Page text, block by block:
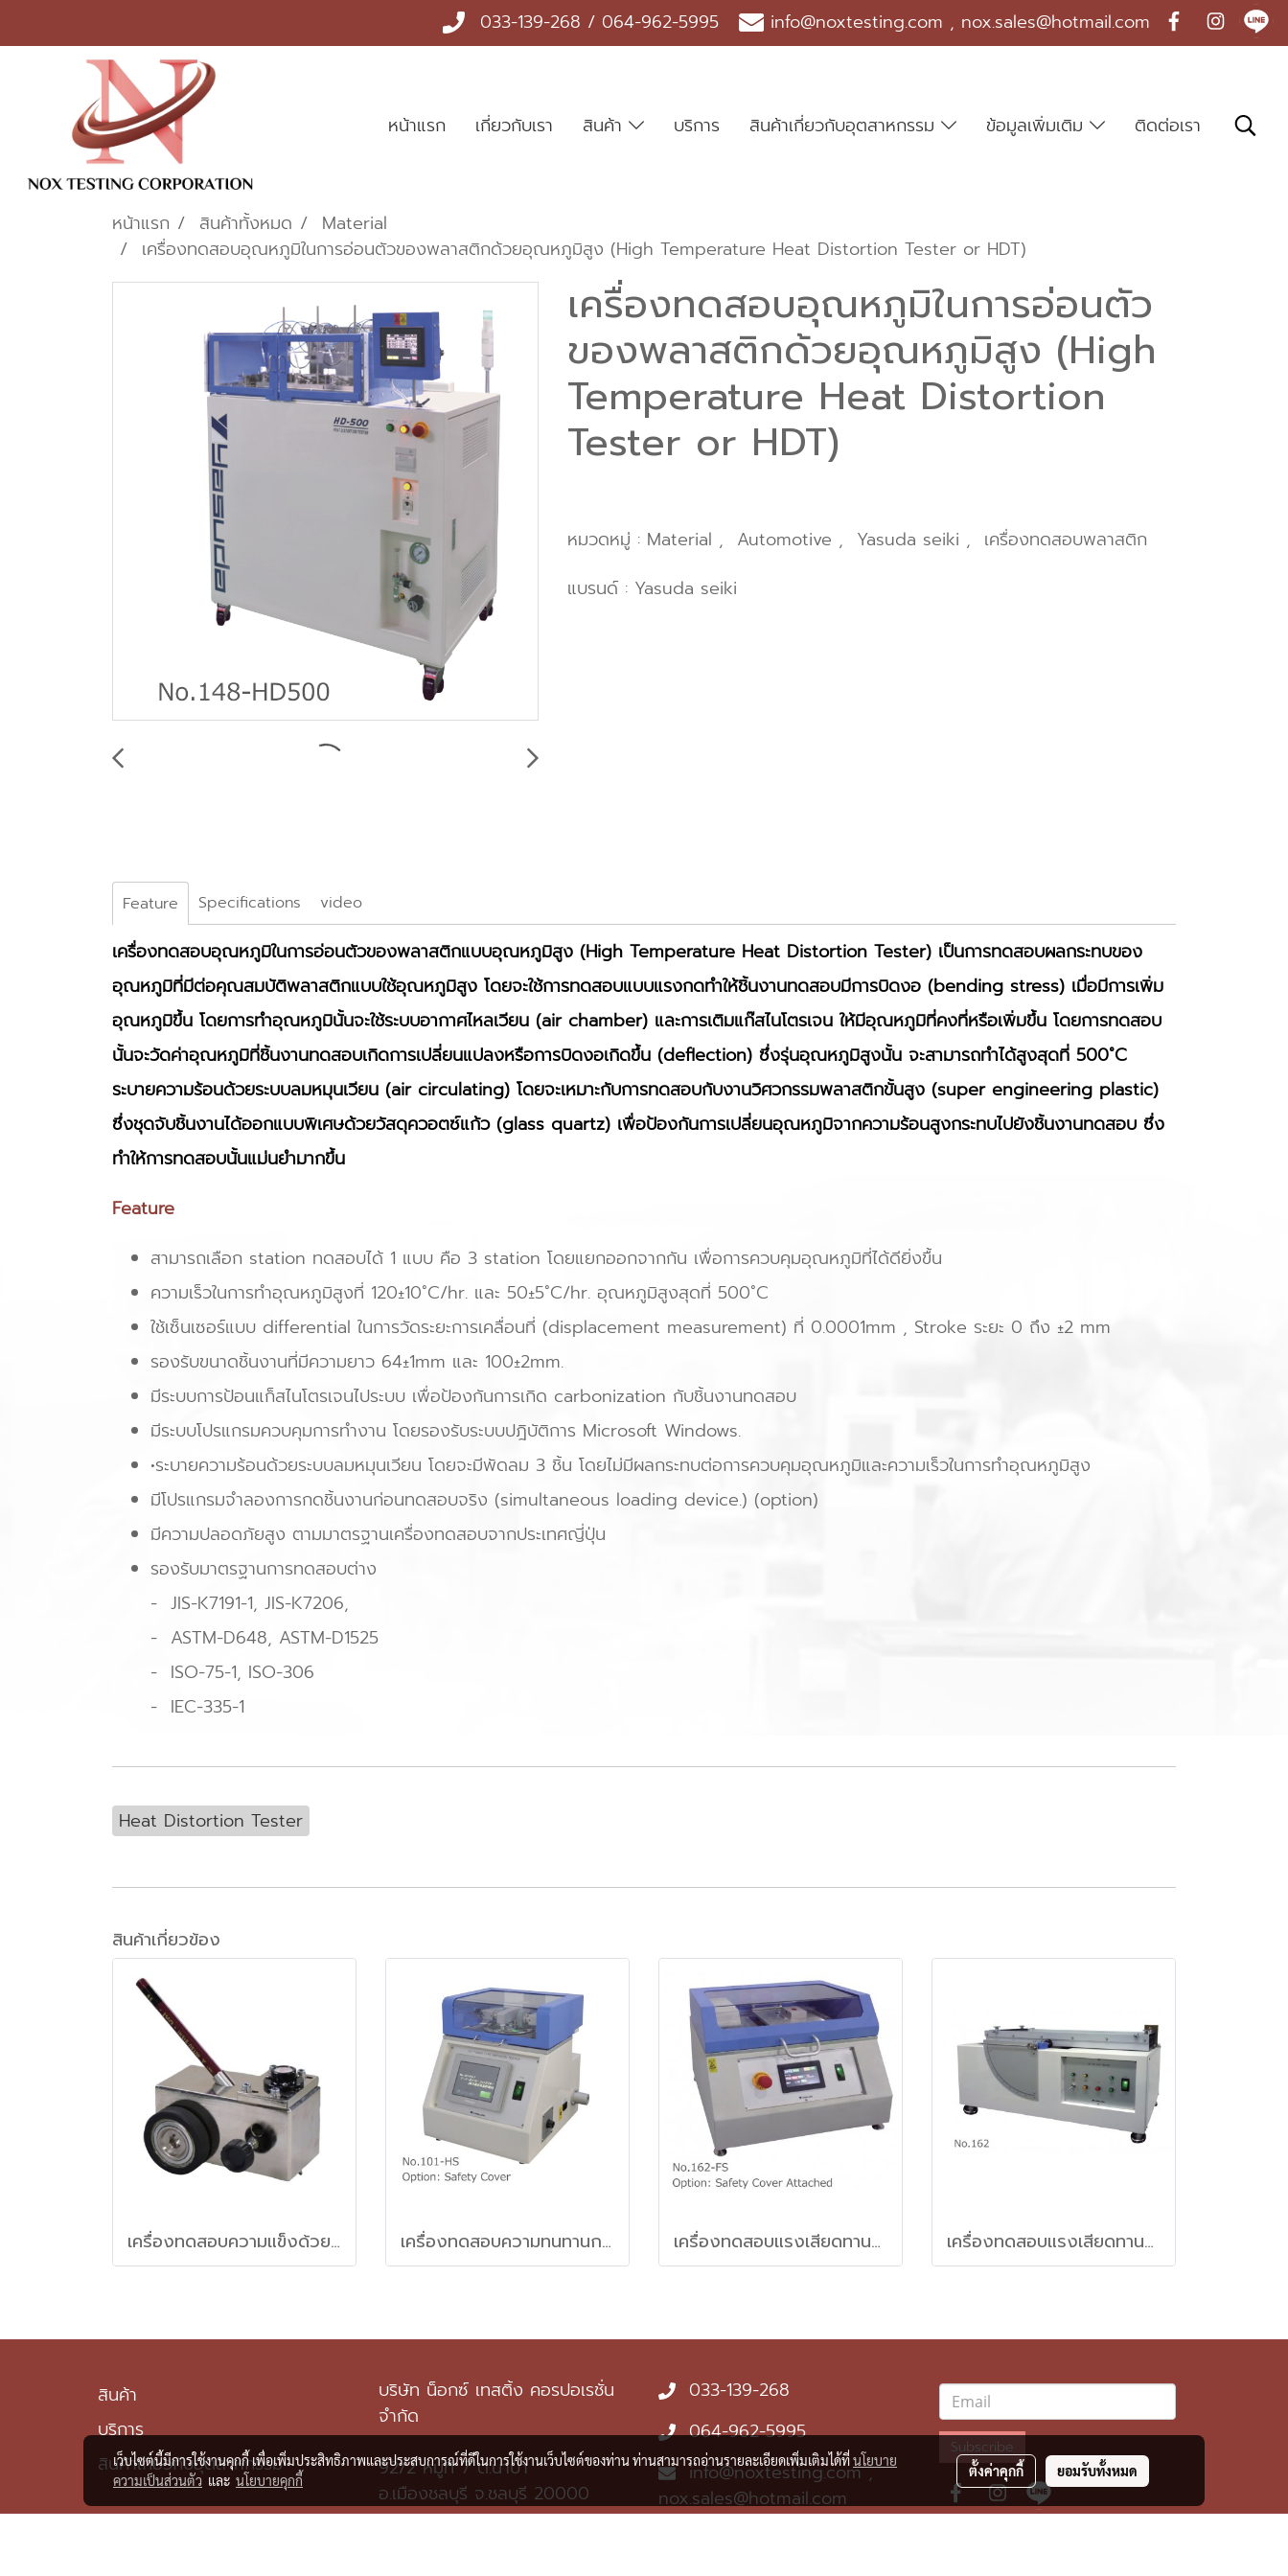
033-139-268 / 064-962-5995 info@noxtesting.com , nox.sales@hotmail.com
หน้าแรก เกี่ยวกับเรา สินค้า บริการ สินค้าเกี่ยวกับอุตสาหกรรม ข้อมูลเพิ่มเติม ติดต่อเรา
หน้าแรก สินค้าทั้งหมด
Material
เครื่องทดสอบอุณหภูมิในการอ่อนตัวของพลาสติกด้วยอุณหภูมิสูง (High Temperature Heat Distortion Tester or HDT)
เครื่องทดสอบอุณหภูมิในการอ่อนตัว
ของพลาสติกด้วยอุณหภูมิสูง (High
Temperature Heat Distortion
Tester or HDT)
หมวดหมู่ : Material , Automotive , Yasuda seiki , เครื่องทดสอบพลาสติก
แบรนด์ : Yasuda seiki
Feature Specifications video
เครื่องทดสอบอุณหภูมิในการอ่อนตัวของพลาสติกแบบอุณหภูมิสูง (High Temperature Heat Distortion Tester) เป็นการทดสอบผลกระทบของ
อุณหภูมิที่มีต่อคุณสมบัติพลาสติกแบบใช้อุณหภูมิสูง โดยจะใช้การทดสอบแบบแรงกดทำให้ชิ้นงานทดสอบมีการบิดงอ (bending stress) เมื่อมีการเพิ่ม
อุณหภูมิขึ้น โดยการทำอุณหภูมินั้นจะใช้ระบบอากาศไหลเวียน (air chamber) และการเติมแก๊สไนโตรเจน ให้มีอุณหภูมิที่คงที่หรือเพิ่มขึ้น โดยการทดสอบ
นั้นจะวัดค่าอุณหภูมิที่ชิ้นงานทดสอบเกิดการเปลี่ยนแปลงหรือการบิดงอเกิดขึ้น (deflection) ซึ่งรุ่นอุณหภูมิสูงนั้น จะสามารถทำได้สูงสุดที่ 500˚C
ระบายความร้อนด้วยระบบลมหมุนเวียน (air circulating) โดยจะเหมาะกับการทดสอบกับงานวิศวกรรมพลาสติกขั้นสูง (super engineering plastic)
ซึ่งชุดจับชิ้นงานได้ออกแบบพิเศษด้วยวัสดุควอตซ์แก้ว (glass quartz) เพื่อป้องกันการเปลี่ยนอุณหภูมิจากความร้อนสูงกระทบไปยังชิ้นงานทดสอบ ซึ่ง
ทำให้การทดสอบนั้นแม่นยำมากขึ้น
Feature
สามารถเลือก station ทดสอบได้ 1 แบบ คือ 3 station โดยแยกออกจากกัน เพื่อการควบคุมอุณหภูมิที่ได้ดียิ่งขื้น
ความเร็วในการทำอุณหภูมิสูงที่ 120±10˚C/hr. และ 50±5˚C/hr. อุณหภูมิสูงสุดที่ 500˚C
ใช้เซ็นเซอร์แบบ differential ในการวัดระยะการเคลื่อนที่ (displacement measurement) ที่ 0.0001mm , Stroke ระยะ 0 ถึง ±2 mm
รองรับขนาดชิ้นงานที่มีความยาว 64±1mm และ 100±2mm.
มีระบบการป้อนแก็สไนโตรเจนไประบบ เพื่อป้องกันการเกิด carbonization กับชิ้นงานทดสอบ
มีระบบโปรแกรมควบคุมการทำงาน โดยรองรับระบบปฎิบัติการ Microsoft Windows.
•ระบายความร้อนด้วยระบบลมหมุนเวียน โดยจะมีพัดลม 3 ชิ้น โดยไม่มีผลกระทบต่อการควบคุมอุณหภูมิและความเร็วในการทำอุณหภูมิสูง
มีโปรแกรมจำลองการกดชิ้นงานก่อนทดสอบจริง (simultaneous loading device.) (option)
มีความปลอดภัยสูง ตามมาตรฐานเครื่องทดสอบจากประเทศญี่ปุ่น
รองรับมาตรฐานการทดสอบต่าง
- JIS-K7191-1, JIS-K7206,
- ASTM-D648, ASTM-D1525
- ISO-75-1, ISO-306
- IEC-335-1
Heat Distortion Tester
สินค้าเกี่ยวข้อง
เครื่องทดสอบความแข็งด้วยดินสอ (Pencil Scratch Hardness Tester (Hand Push) เครื่องทดสอบความทนทานการขัดถูของวัสดุแบบ Taber (Taber type abrasion tester) เครื่องทดสอบแรงเสียดทานของวัสดุฟิลม์พลาสติกแนวนอน (Slip tester Horizontal method) เครื่องทดสอบแรงเสียดทานของวัสดุฟิลม์พลาสติก (Slip tester)
สินค้า
บริการ
สินค้าเกี่ยวกับอุตสาหกรรม
บริษัท น็อกซ์ เทสติ้ง คอรปอเรชั่น
จำกัด
92/2 หมู่ที่ 7 ต.นาป่า
อ.เมืองชลบุรี จ.ชลบุรี 20000
033-139-268
064-962-5995
info@noxtesting.com ,
nox.sales@hotmail.com
Subscribe
เว็บไซต์นี้มีการใช้งานคุกกี้ เพื่อเพิ่มประสิทธิภาพและประสบการณ์ที่ดีในการใช้งานเว็บไซต์ของท่าน ท่านสามารถอ่านรายละเอียดเพิ่มเติมได้ที่นโยบาย
ความเป็นส่วนตัว และ นโยบายคุกกี้
ตั้งค่าคุกกี้ ยอมรับทั้งหมด